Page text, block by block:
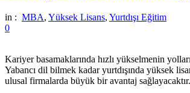
in : MBA, Yüksek Lisans, Yurtdışı Eğitim
0
Kariyer basamaklarında hızlı yükselmenin
Yabancı dil bilmek kadar yurtdışında yüksek
ulusal firmalarda büyük bir avantaj